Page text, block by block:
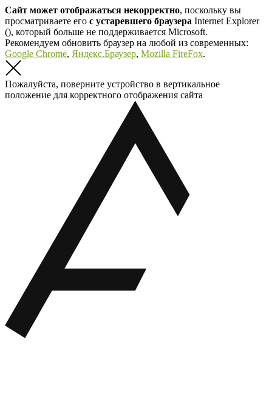
Сайт может отображаться некорректно, поскольку вы
просматриваете его с устаревшего браузера Internet Explorer
(), который больше не поддерживается Microsoft.
Рекомендуем обновить браузер на любой из современных:
Google Chrome, Яндекс.Браузер, Mozilla FireFox.
Пожалуйста, поверните устройство в вертикальное
положение для корректного отображения сайта